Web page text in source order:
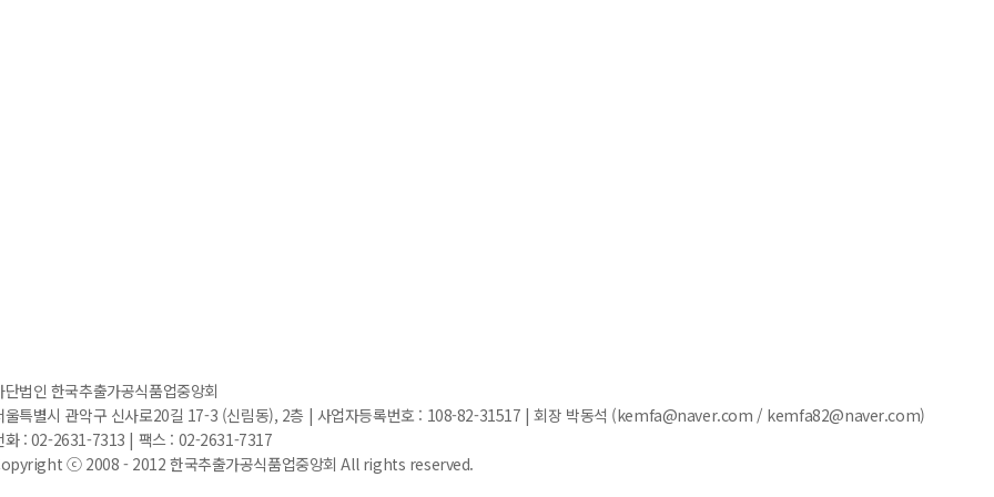
단법인 한국추출가공식품업중앙회
울특별시 관악구 신사로20길 17-3 (신림동), 2층 | 사업자등록번호 : 108-82-31517 | 회장 박동석 (kemfa@naver.com / kemfa82@naver.com)
화 : 02-2631-7313 | 팩스 : 02-2631-7317
ⓒ 2008 - 2012 한국추출가공식품업중앙회 All rights reserved.